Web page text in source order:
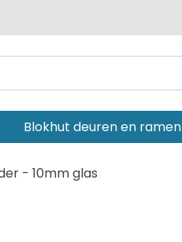
Blokhut deuren en ramen
- 10mm glas